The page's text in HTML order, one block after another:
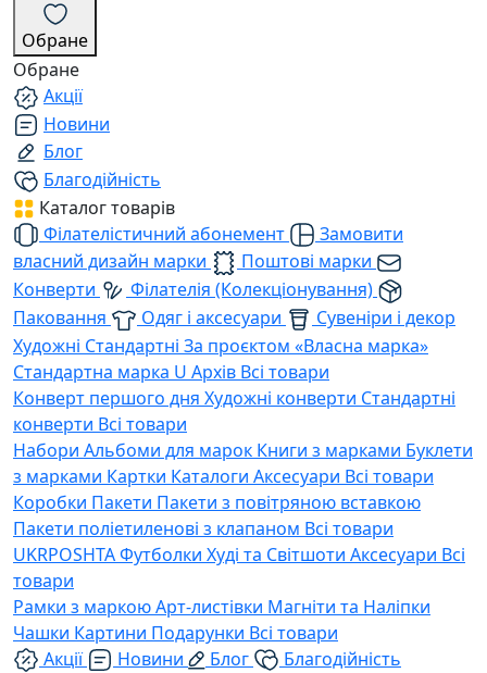
Обране
Обране
Акції
Новини
Блог
Благодійність
Каталог товарів
Філателістичний абонемент
Замовити
власний дизайн марки
Поштові марки
Конверти
Філателія (Колекціонування)
Паковання
Одяг і аксесуари
Сувеніри і декор
Художні Стандартні За проєктом «Власна марка»
Стандартна марка U Архів Всі товари
Конверт першого дня Художні конверти Стандартні
конверти Всі товари
Набори Альбоми для марок Книги з марками Буклети
з марками Картки Каталоги Аксесуари Всі товари
Коробки Пакети Пакети з повітряною вставкою
Пакети поліетиленові з клапаном Всі товари
UKRPOSHTAФутболки Худі та Світшоти Аксесуари Всі
товари
Рамки з маркоюАрт-листівки Магніти та Наліпки
Чашки Картини Подарунки Всі товари
Акції
Новини Блог
Благодійність